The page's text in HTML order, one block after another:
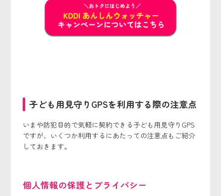
子ども用見守りGPSを利用する際の注意点
いまや防犯目的で気軽に契約できる子ども用見守りGPS
ですが、いくつか利用するにあたっての注意点もご紹介
しておきます。
個人情報の保護とプライバシー